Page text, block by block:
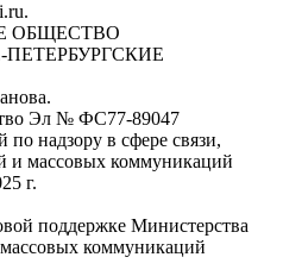
ОБЩЕСТВО
Эл № ФС77-89047
надзору в сфере связи,
и массовых коммуникаций
г.
поддержке Министерства
коммуникаций